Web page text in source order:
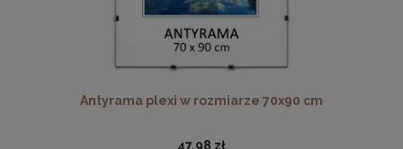
14,99 zł
DO KOSZYKA
Antyrama plexi w rozmiarze 70x90 cm
47,98 zł